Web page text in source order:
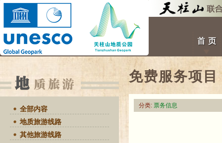
全部内容
地质旅游线路
其他旅游线路
免费服务项目
分类: 票务信息